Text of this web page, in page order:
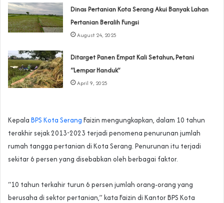
Dinas Pertanian Kota Serang Akui Banyak Lahan
Pertanian Beralih Fungsi
August 24, 2025
Ditarget Panen Empat Kali Setahun, Petani
“Lempar Handuk”
April 9, 2025
Kepala BPS Kota Serang Faizin mengungkapkan, dalam 10 tahun
terakhir sejak 2013-2023 terjadi penomena penurunan jumlah
rumah tangga pertanian di Kota Serang. Penurunan itu terjadi
sekitar 6 persen yang disebabkan oleh berbagai faktor.
“10 tahun terkahir turun 6 persen jumlah orang-orang yang
berusaha di sektor pertanian,” kata Faizin di Kantor BPS Kota